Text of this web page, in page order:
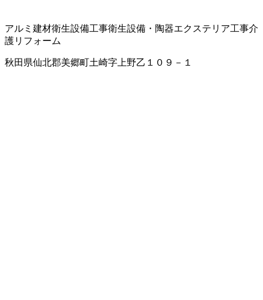
アルミ建材衛生設備工事衛生設備・陶器エクステリア工事介
護リフォーム
秋田県仙北郡美郷町土崎字上野乙１０９－１